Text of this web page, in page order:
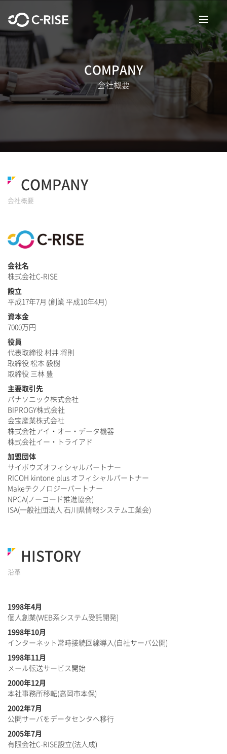
COMPANY
会社概要
COMPANY
会社概要
会社名
株式会社C-RISE
設立
平成17年7月 (創業 平成10年4月)
資本金
7000万円
役員
代表取締役 村井 将則
取締役 松本 毅樹
取締役 三林 豊
主要取引先
パナソニック株式会社
BIPROGY株式会社
会宝産業株式会社
株式会社アイ・オー・データ機器
株式会社イー・トライアド
加盟団体
サイボウズオフィシャルパートナー
RICOH kintone plus オフィシャルパートナー
Makeテクノロジーパートナー
NPCA(ノーコード推進協会)
ISA(一般社団法人 石川県情報システム工業会)
HISTORY
沿革
1998年4月
個人創業(WEB系システム受託開発)
1998年10月
インターネット常時接続回線導入(自社サーバ公開)
1998年11月
メール転送サービス開始
2000年12月
本社事務所移転(高岡市本保)
2002年7月
​公開サーバをデータセンタへ移行
2005年7月
​有限会社C-RISE設立(法人成)